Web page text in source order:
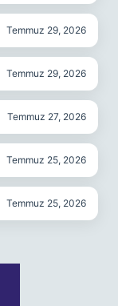
Temmuz 29, 2026
Temmuz 29, 2026
Temmuz 27, 2026
Temmuz 25, 2026
Temmuz 25, 2026